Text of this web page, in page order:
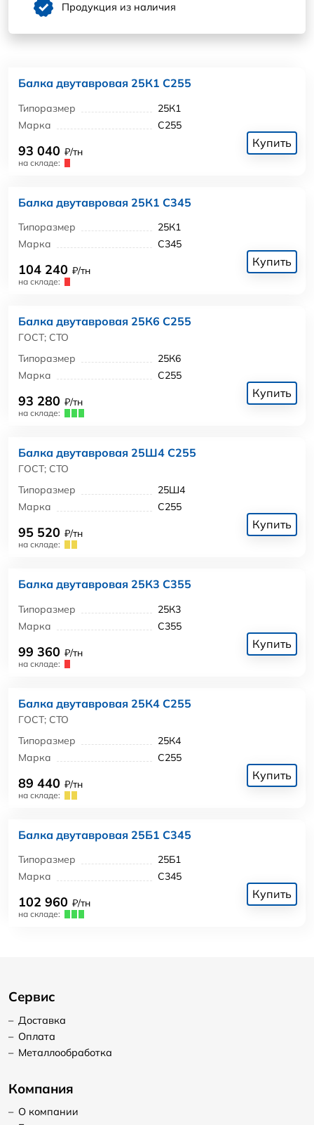
Продукция из наличия
Балка двутавровая 25К1 С255
Типоразмер
25К1
Марка
С255
93 040 ₽/тн
на складе:
Купить
Балка двутавровая 25К1 С345
Типоразмер
25К1
Марка
С345
104 240 ₽/тн
на складе:
Купить
Балка двутавровая 25К6 С255
ГОСТ; СТО
Типоразмер
25К6
Марка
С255
93 280 ₽/тн
на складе:
Купить
Балка двутавровая 25Ш4 С255
ГОСТ; СТО
Типоразмер
25Ш4
Марка
С255
95 520 ₽/тн
на складе:
Купить
Балка двутавровая 25К3 С355
Типоразмер
25К3
Марка
С355
99 360 ₽/тн
на складе:
Купить
Балка двутавровая 25К4 С255
ГОСТ; СТО
Типоразмер
25К4
Марка
С255
89 440 ₽/тн
на складе:
Купить
Балка двутавровая 25Б1 С345
Типоразмер
25Б1
Марка
С345
102 960 ₽/тн
на складе:
Купить
Сервис
– Доставка
– Оплата
– Металлообработка
Компания
– О компании